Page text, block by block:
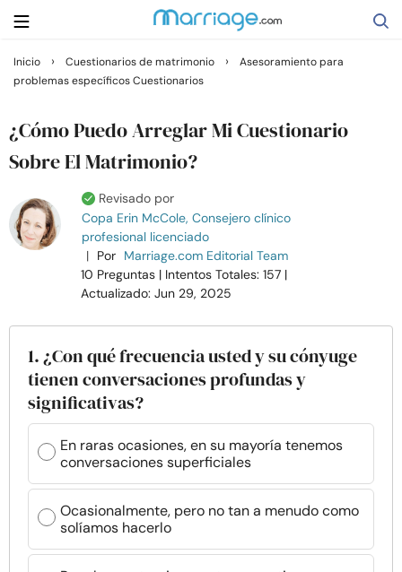
Buscar
Casarse
Relaciones
Cursos
Recursos
Comunidad
Encuentra un terapeuta
Inicio › Cuestionarios de matrimonio › Asesoramiento para
problemas específicos Cuestionarios
¿Cómo Puedo Arreglar Mi Cuestionario
Sobre El Matrimonio?
Revisado por
Copa Erin McCole, Consejero clínico
profesional licenciado
| Por Marriage.com Editorial Team
10 Preguntas | Intentos Totales: 157 |
Actualizado: Jun 29, 2025
1. ¿Con qué frecuencia usted y su cónyuge
tienen conversaciones profundas y
significativas?
En raras ocasiones, en su mayoría tenemos
conversaciones superficiales
Ocasionalmente, pero no tan a menudo como
solíamos hacerlo